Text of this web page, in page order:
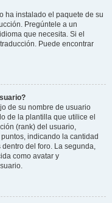
ha instalado el paquete de su
Pregúntele a un
que necesita. Si el
Puede encontrar
de su nombre de usuario
de la plantilla que utilice el
(rank) del usuario,
indicando la cantidad
del foro. La segunda,
como avatar y